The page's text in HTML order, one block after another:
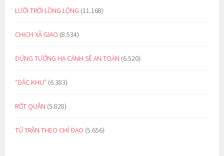
LƯỚI TRỜI LỒNG LỘNG (11.168)
CHỊCH XÃ GIAO (8.534)
ĐỪNG TƯỞNG HẠ CÁNH SẼ AN TOÀN (6.520)
“ĐẶC KHU” (6.383)
RỚT QUẦN (5.828)
TỪ TRẦN THEO CHỈ ĐẠO (5.656)